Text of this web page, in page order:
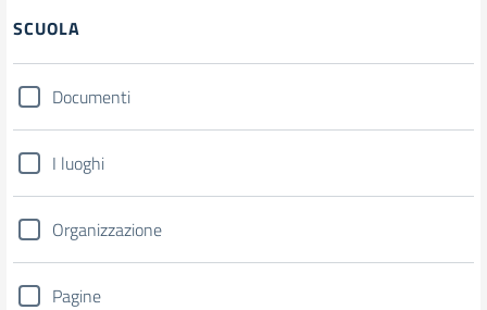
Filtri
SCUOLA
Documenti
I luoghi
Organizzazione
Pagine